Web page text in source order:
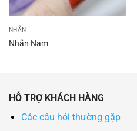
NHẪN
Nhẫn Nam
HỖ TRỢ KHÁCH HÀNG
Các câu hỏi thường gặp